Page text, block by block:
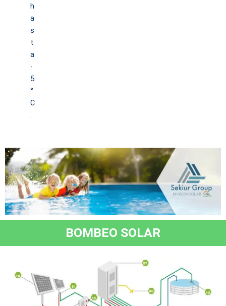
h
a
s
t
a
-
5
°
C
.
BOMBEO SOLAR